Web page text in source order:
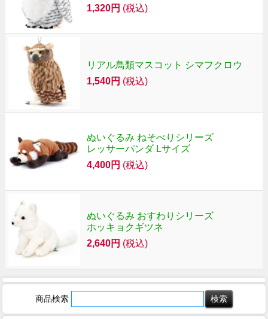
1,320円 (税込)
リアル鳥類マスコット シマフクロウ
1,540円 (税込)
ぬいぐるみ ねそべりシリーズ
レッサーパンダ Lサイズ
4,400円 (税込)
ぬいぐるみ おすわりシリーズ
ホッキョクギツネ
2,640円 (税込)
商品検索